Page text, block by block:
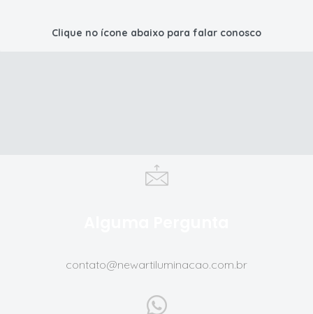
Clique no ícone abaixo para falar conosco
contato@newartiluminacao.com.br